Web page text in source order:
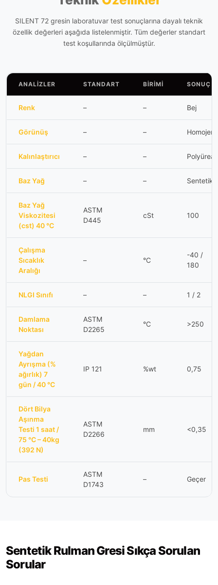
SILENT 72 gresin laboratuvar test sonuçlarına dayalı teknik
özellik değerleri aşağıda listelenmiştir. Tüm değerler standart
test koşullarında ölçülmüştür.
ANALIZLER STANDART BIRIMI SONUÇ
Renk – – Bej
Görünüş – – Homojen
Kalınlaştırıcı – – Polyürea
Baz Yağ – – Sentetik
Baz Yağ
Viskozitesi
(cst) 40 °C
ASTM
D445
cSt 100
Çalışma
Sıcaklık
Aralığı
– °C
-40 /
180
NLGI Sınıfı – – 1 / 2
Damlama
Noktası
ASTM
D2265
°C >250
Yağdan
Ayrışma (%
ağırlık) 7
gün / 40 °C
IP 121 %wt 0,75
Dört Bilya
Aşınma
Testi 1 saat /
75 °C – 40kg
(392 N)
ASTM
D2266
mm <0,35
Pas Testi
ASTM
D1743
– Geçer
Sentetik Rulman Gresi Sıkça Sorulan
Sorular